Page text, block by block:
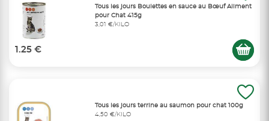
Tous les jours Boulettes en sauce au Bœuf Aliment
pour Chat 415g
3,01 €/KILO
1.25 €
Tous les jours terrine au saumon pour chat 100g
4,50 €/KILO